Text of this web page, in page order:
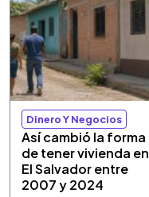
Dinero Y Negocios
Así cambió la forma
de tener vivienda en
El Salvador entre
2007 y 2024